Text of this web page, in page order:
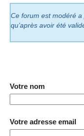
Ce forum est modéré
qu’après avoir été
Votre nom
Votre adresse email